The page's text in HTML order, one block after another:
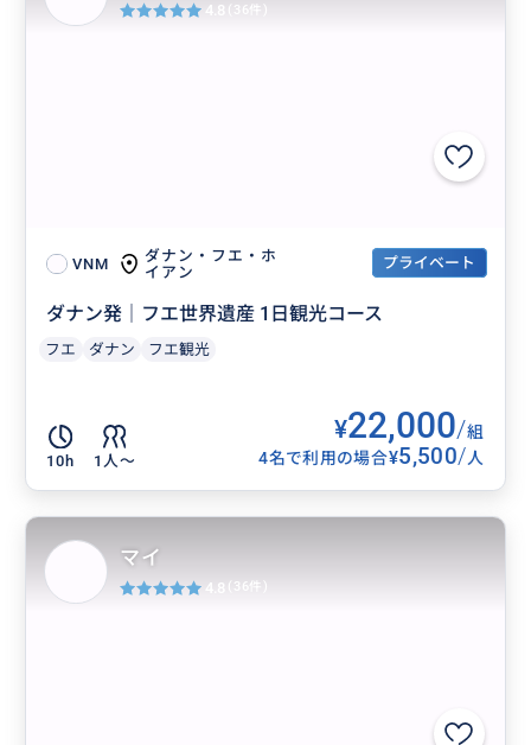
VNM
ダナン・フエ・ホ
イアン
プライベート
ダナン発｜フエ世界遺産 1日観光コース
フエ ダナン フエ観光
10h 1人〜
¥22,000/組
4名で利用の場合¥5,500/人
4.8 (36件)
マイ
4.8 (36件)